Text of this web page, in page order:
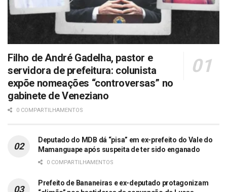
Filho de André Gadelha, pastor e
servidora de prefeitura: colunista
expõe nomeações “controversas” no
gabinete de Veneziano
0 COMPARTILHAMENTOS
Deputado do MDB dá “pisa” em ex-prefeito do Vale do
Mamanguape após suspeita de ter sido enganado
0 COMPARTILHAMENTOS
Prefeito de Bananeiras e ex-deputado protagonizam